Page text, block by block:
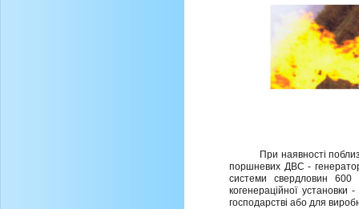
При наявностi
поршневих ДВС -
системи свердловин 600
когенерацiйної
господарствi або для